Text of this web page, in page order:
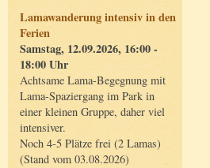
Lamawanderung intensiv in den
Ferien
Samstag, 12.09.2026, 16:00 -
18:00 Uhr
Achtsame Lama-Begegnung mit
Lama-Spaziergang im Park in
einer kleinen Gruppe, daher viel
intensiver.
Noch 4-5 Plätze frei (2 Lamas)
(Stand vom 03.08.2026)